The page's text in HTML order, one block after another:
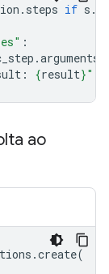
. steps if s .
:
.arguments
{result}"
ao
.create(